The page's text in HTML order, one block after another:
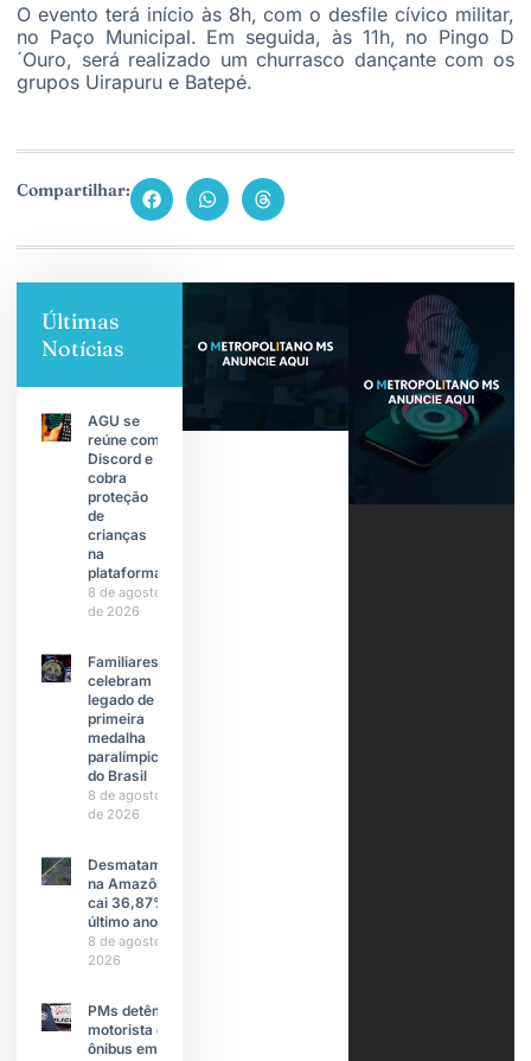
O evento terá início às 8h, com o desfile cívico militar,
no Paço Municipal. Em seguida, às 11h, no Pingo D
´Ouro, será realizado um churrasco dançante com os
grupos Uirapuru e Batepé.
Compartilhar:
Últimas
Notícias
AGU se
reúne com
Discord e
cobra
proteção
de
crianças
na
plataforma
8 de agosto
de 2026
Familiares
celebram
legado de
primeira
medalha
paralímpica
do Brasil
8 de agosto
de 2026
Desmatamento
na Amazônia
cai 36,87% no
último ano
8 de agosto de
2026
PMs detêm
motorista de
ônibus em SP